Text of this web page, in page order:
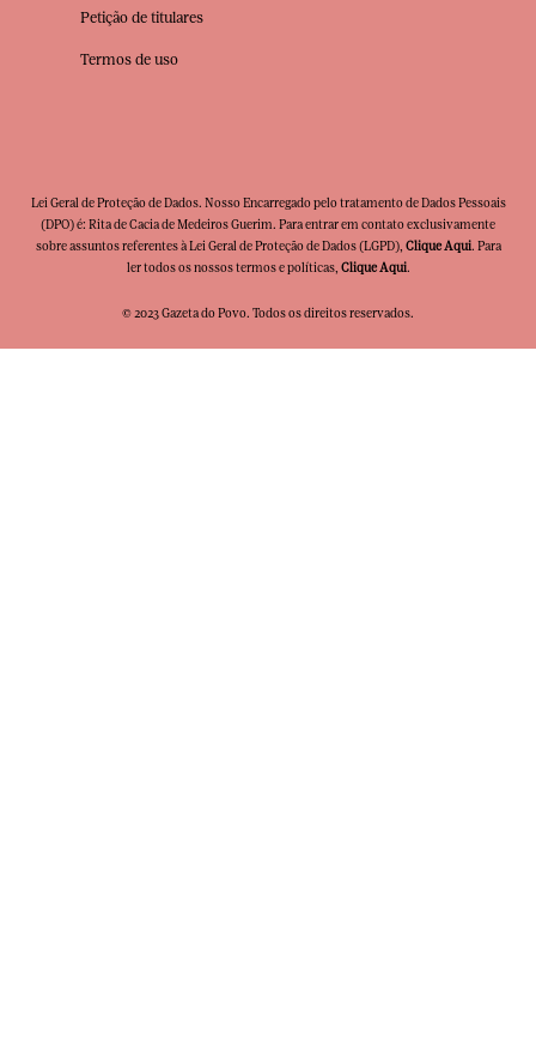
Petição de titulares
Termos de uso
Lei Geral de Proteção de Dados. Nosso Encarregado pelo tratamento de Dados Pessoais
(DPO) é: Rita de Cacia de Medeiros Guerim. Para entrar em contato exclusivamente
sobre assuntos referentes à Lei Geral de Proteção de Dados (LGPD), Clique Aqui. Para
ler todos os nossos termos e políticas, Clique Aqui.
© 2023 Gazeta do Povo. Todos os direitos reservados.